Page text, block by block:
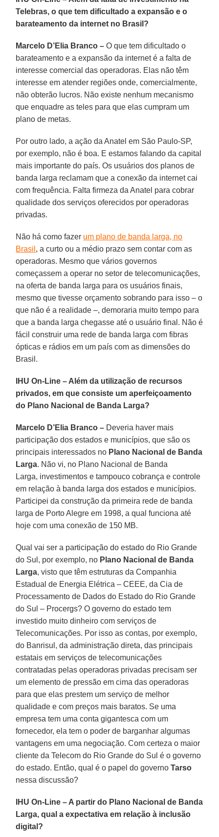
Telebras, o que tem dificultado a expansão e o
barateamento da internet no Brasil?
Marcelo D’Elia Branco – O que tem dificultado o
barateamento e a expansão da internet é a falta de
interesse comercial das operadoras. Elas não têm
interesse em atender regiões onde, comercialmente,
não obterão lucros. Não existe nenhum mecanismo
que enquadre as teles para que elas cumpram um
plano de metas.
Por outro lado, a ação daAnatelem São Paulo-SP,
por exemplo, não é boa. E estamos falando da capital
mais importante do país. Os usuários dos planos de
banda larga reclamam que a conexão da internet cai
com frequência. Falta firmeza da Anatel para cobrar
qualidade dos serviços oferecidos por operadoras
privadas.
Não há como fazer um plano de banda larga, no
Brasil , a curto ou a médio prazo sem contar com as
operadoras. Mesmo que vários governos
começassem a operar no setor de telecomunicações,
na oferta de banda larga para os usuários finais,
mesmo que tivesse orçamento sobrando para isso – o
que não é a realidade –, demoraria muito tempo para
que a banda larga chegasse até o usuário final. Não é
fácil construir uma rede de banda larga com fibras
ópticas e rádios em um país com as dimensões do
Brasil.
IHU On-Line – Além da utilização de recursos
privados, em que consiste um aperfeiçoamento
do Plano Nacional de Banda Larga?
Marcelo D’Elia Branco – Deveria haver mais
participação dos estados e municípios, que são os
principais interessados no Plano Nacional de Banda
Larga. Não vi, no Plano Nacional de Banda
Larga, investimentos e tampouco cobrança e controle
em relação à banda larga dos estados e municípios.
Participei da construção da primeira rede de banda
larga de Porto Alegre em 1998, a qual funciona até
hoje com uma conexão de 150 MB.
Qual vai ser a participação do estado do Rio Grande
do Sul, por exemplo, no Plano Nacional de Banda
Larga, visto que têm estruturas daCompanhia
Estadual de Energia Elétrica – CEEE, daCia de
Processamento de Dados do Estado do Rio Grande
do Sul – Procergs? O governo do estado tem
investido muito dinheiro com serviços de
Telecomunicações. Por isso as contas, por exemplo,
do Banrisul , da administração direta, das principais
estatais em serviços de telecomunicações
contratadas pelas operadoras privadas precisam ser
um elemento de pressão em cima das operadoras
para que elas prestem um serviço de melhor
qualidade e com preços mais baratos. Se uma
empresa tem uma conta gigantesca com um
fornecedor, ela tem o poder de barganhar algumas
vantagens em uma negociação. Com certeza o maior
cliente da Telecom do Rio Grande do Sul é o governo
do estado. Então, qual é o papel do governoTarso
nessa discussão?
IHU On-Line – A partir do Plano Nacional de Banda
Larga, qual a expectativa em relação à inclusão
digital?